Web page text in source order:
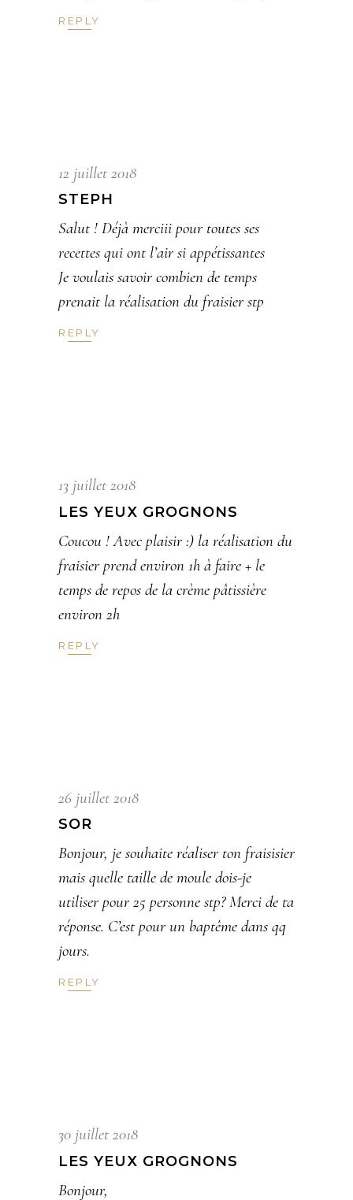
REPLY
12 juillet 2018
STEPH
Salut ! Déjà merciii pour toutes ses
recettes qui ont l’air si appétissantes
Je voulais savoir combien de temps
prenait la réalisation du fraisier stp
REPLY
13 juillet 2018
LES YEUX GROGNONS
Coucou ! Avec plaisir :) la réalisation du
fraisier prend environ 1h à faire + le
temps de repos de la crème pâtissière
environ 2h
REPLY
26 juillet 2018
SOR
Bonjour, je souhaite réaliser ton fraisisier
mais quelle taille de moule dois-je
utiliser pour 25 personne stp? Merci de ta
réponse. C’est pour un baptême dans qq
jours.
REPLY
30 juillet 2018
LES YEUX GROGNONS
Bonjour,